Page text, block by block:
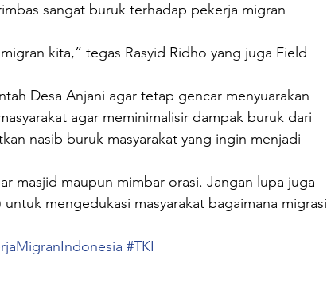
sangat buruk terhadap pekerja migran
kita,” tegas Rasyid Ridho yang juga Field
Desa Anjani agar tetap gencar menyuarakan
agar meminimalisir dampak buruk dari
nasib buruk masyarakat yang ingin menjadi
masjid maupun mimbar orasi. Jangan lupa juga
mengedukasi masyarakat bagaimana migrasi
#TKI